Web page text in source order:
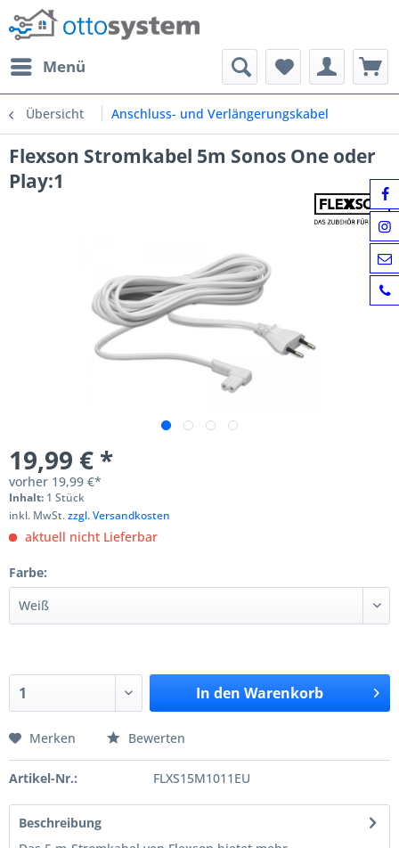
Menü
Übersicht Anschluss- und Verlängerungskabel
Flexson Stromkabel 5m Sonos One oder
Play:1
19,99 € *
vorher 19,99 €*
Inhalt: 1 Stück
inkl. MwSt.zzgl. Versandkosten
aktuell nicht Lieferbar
Farbe:
In den Warenkorb
Merken Bewerten
Artikel-Nr.: FLXS15M1011EU
Beschreibung